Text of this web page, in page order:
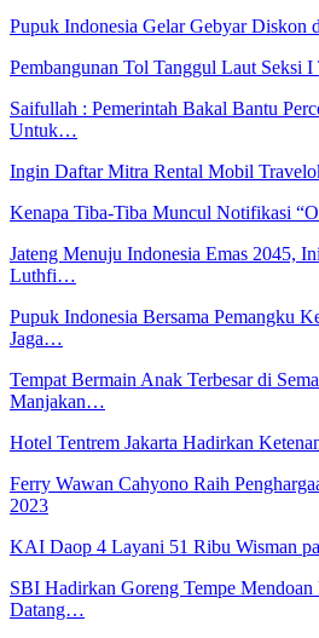
Pupuk Indonesia Gelar Gebyar Diskon
Pembangunan Tol Tanggul Laut Seksi
Saifullah : Pemerintah Bakal Bantu
Untuk…
Ingin Daftar Mitra Rental Mobil
Kenapa Tiba-Tiba Muncul Notifikasi
Jateng Menuju Indonesia Emas 2045,
Luthfi…
Pupuk Indonesia Bersama Pemangku
Jaga…
Tempat Bermain Anak Terbesar di
Manjakan…
Hotel Tentrem Jakarta Hadirkan
Ferry Wawan Cahyono Raih
2023
KAI Daop 4 Layani 51 Ribu Wisman
SBI Hadirkan Goreng Tempe
Datang…